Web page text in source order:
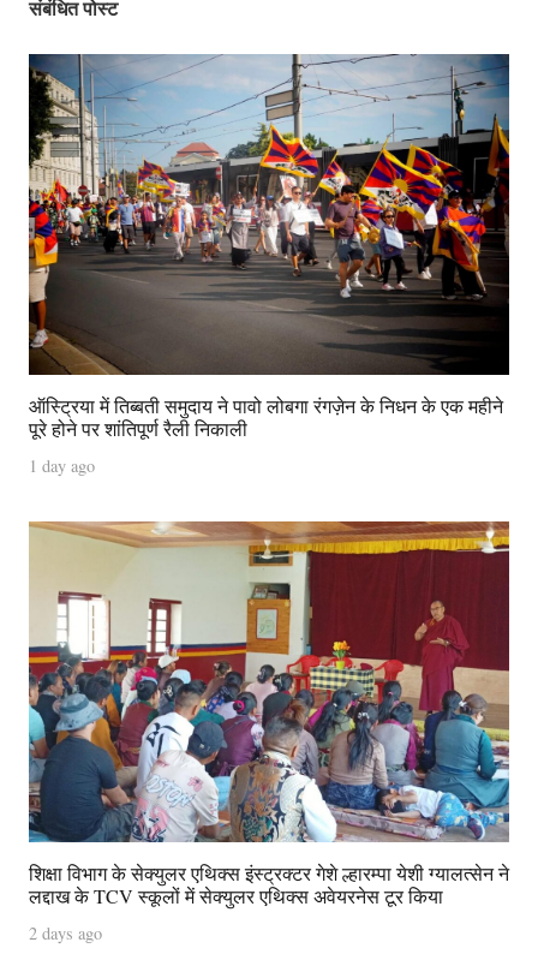
संबंधित पोस्ट
ऑस्ट्रिया में तिब्बती समुदाय ने पावो लोबगा रंगज़ेन के निधन के एक महीने
पूरे होने पर शांतिपूर्ण रैली निकाली
1 day ago
शिक्षा विभाग के सेक्युलर एथिक्स इंस्ट्रक्टर गेशे ल्हारम्पा येशी ग्यालत्सेन ने
लद्दाख के TCV स्कूलों में सेक्युलर एथिक्स अवेयरनेस टूर किया
2 days ago